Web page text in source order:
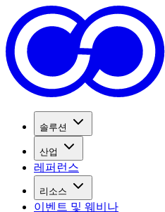
솔루션
산업
레퍼런스
리소스
이벤트 및 웨비나